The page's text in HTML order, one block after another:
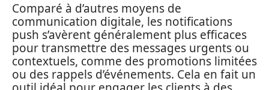
Comparé à d’autres moyens de
communication digitale, les notifications
push s’avèrent généralement plus efficaces
pour transmettre des messages urgents ou
contextuels, comme des promotions limitées
ou des rappels d’événements. Cela en fait un